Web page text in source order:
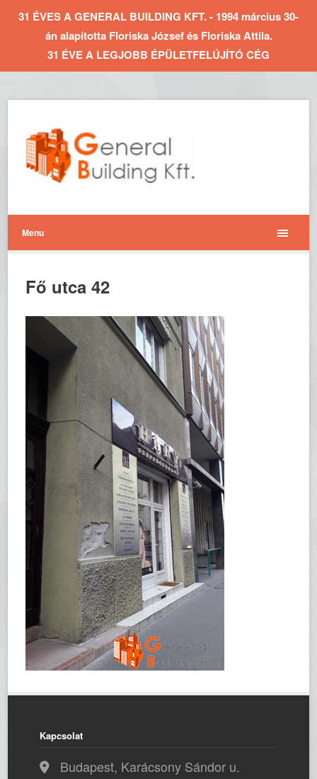
31 ÉVES A GENERAL BUILDING KFT. - 1994 március 30-
án alapította Floriska József és Floriska Attila.
31 ÉVE A LEGJOBB ÉPÜLETFELÚJÍTÓ CÉG
Menu
Fő utca 42
Kapcsolat
Budapest, Karácsony Sándor u.